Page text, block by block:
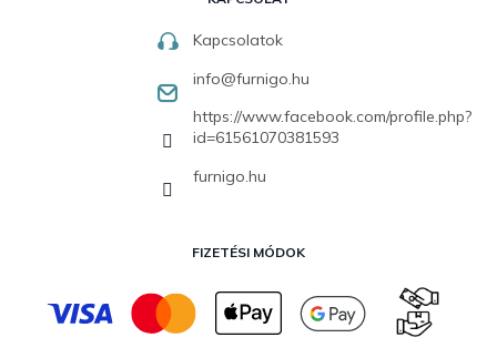
Kapcsolatok
info@furnigo.hu
https://www.facebook.com/profile.php?
id=61561070381593
furnigo.hu
FIZETÉSI MÓDOK